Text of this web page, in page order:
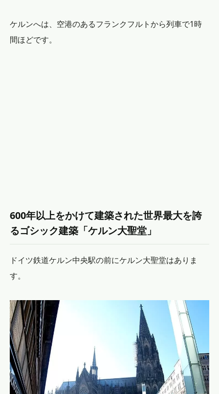
ケルンへは、空港のあるフランクフルトから列車で1時
間ほどです。
600年以上をかけて建築された世界最大を誇
るゴシック建築「ケルン大聖堂」
ドイツ鉄道ケルン中央駅の前にケルン大聖堂はありま
す。